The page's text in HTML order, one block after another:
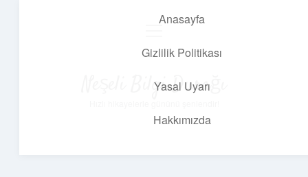
Anasayfa
Gizlilik Politikası
Yasal Uyarı
Hakkımızda
Neşeli Bilgi Durağı